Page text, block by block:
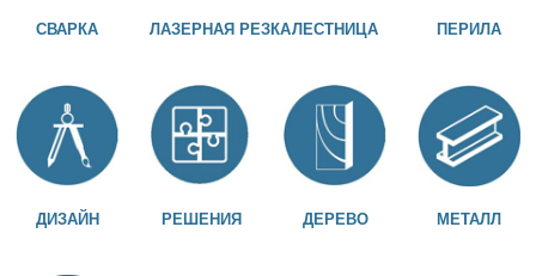
СВАРКА ЛАЗЕРНАЯ РЕЗКАЛЕСТНИЦА ПЕРИЛА
ДИЗАЙН РЕШЕНИЯ ДЕРЕВО МЕТАЛЛ